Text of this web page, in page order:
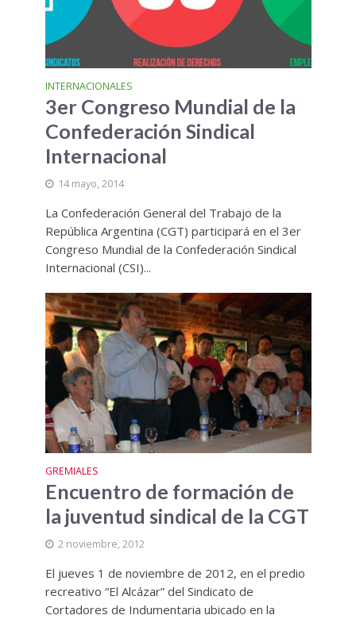
INTERNACIONALES
3er Congreso Mundial de la
Confederación Sindical
Internacional
14 mayo, 2014
La Confederación General del Trabajo de la
República Argentina (CGT) participará en el 3er
Congreso Mundial de la Confederación Sindical
Internacional (CSI)...
GREMIALES
Encuentro de formación de
la juventud sindical de la CGT
2 noviembre, 2012
El jueves 1 de noviembre de 2012, en el predio
recreativo “El Alcázar” del Sindicato de
Cortadores de Indumentaria ubicado en la